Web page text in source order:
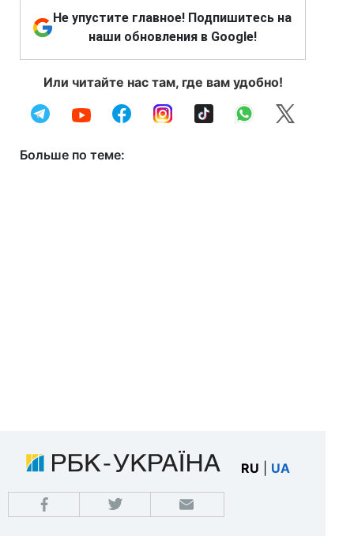
Не упустите главное! Подпишитесь на
наши обновления в Google!
Или читайте нас там, где вам удобно!
Больше по теме:
RU UA